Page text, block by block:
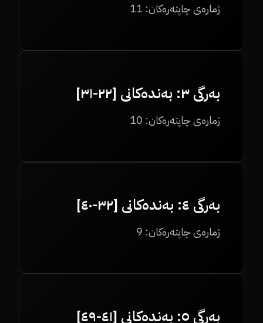
ژمارەی چاپتەرەکان: 11
بەرگی ٣: بەندەکانی [٢٢-٣١]
ژمارەی چاپتەرەکان: 10
بەرگی ٤: بەندەکانی [٣٢-٤٠]
ژمارەی چاپتەرەکان: 9
بەرگی ٥: بەندەکانی [٤١-٤٩]